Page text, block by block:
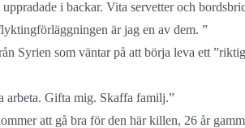
i backar. Vita servetter och
är jag en av dem. ”
Syrien som väntar på att börja leva ett
arbeta. Gifta mig. Skaffa familj.”
att gå bra för den här killen, 26 år